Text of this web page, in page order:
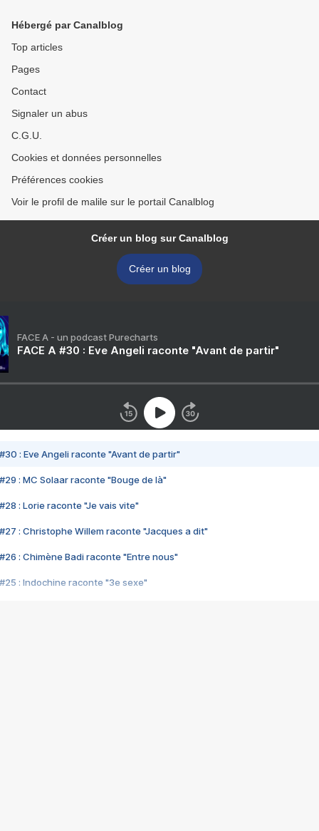
Hébergé par Canalblog
Top articles
Pages
Contact
Signaler un abus
C.G.U.
Cookies et données personnelles
Préférences cookies
Voir le profil de malile sur le portail Canalblog
Créer un blog sur Canalblog
Créer un blog
FACE A - un podcast Purecharts
FACE A #30 : Eve Angeli raconte "Avant de partir"
#30 : Eve Angeli raconte "Avant de partir"
#29 : MC Solaar raconte "Bouge de là"
#28 : Lorie raconte "Je vais vite"
#27 : Christophe Willem raconte "Jacques a dit"
#26 : Chimène Badi raconte "Entre nous"
#25 : Indochine raconte "3e sexe"